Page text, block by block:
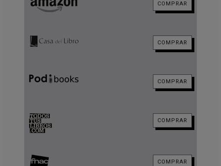
COMPRAR
COMPRAR
COMPRAR
COMPRAR
COMPRAR